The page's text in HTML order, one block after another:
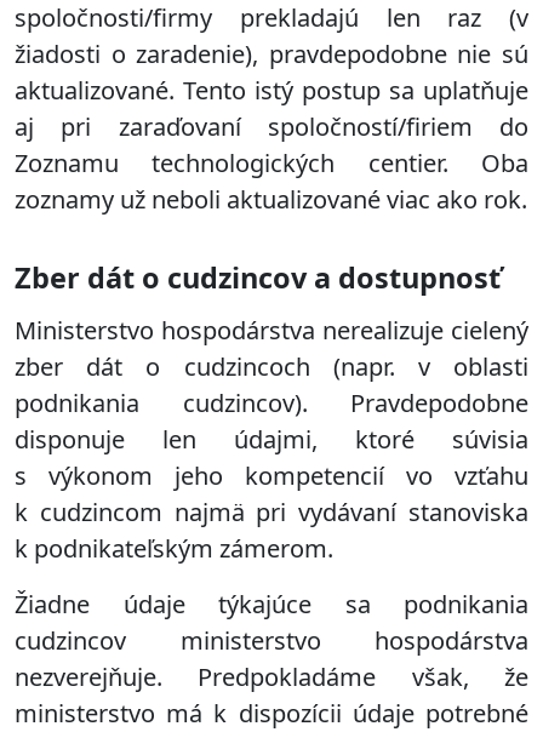
spoločnosti/firmy prekladajú len raz (v
žiadosti o zaradenie), pravdepodobne nie sú
aktualizované. Tento istý postup sa uplatňuje
aj pri zaraďovaní spoločností/firiem do
Zoznamu technologických centier. Oba
zoznamy už neboli aktualizované viac ako rok.
Zber dát o cudzincov a dostupnosť
Ministerstvo hospodárstva nerealizuje cielený
zber dát o cudzincoch (napr. v oblasti
podnikania cudzincov). Pravdepodobne
disponuje len údajmi, ktoré súvisia
s výkonom jeho kompetencií vo vzťahu
k cudzincom najmä pri vydávaní stanoviska
k podnikateľským zámerom.
Žiadne údaje týkajúce sa podnikania
cudzincov ministerstvo hospodárstva
nezverejňuje. Predpokladáme však, že
ministerstvo má k dispozícii údaje potrebné